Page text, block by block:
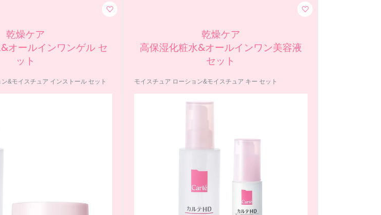
乾燥ケア
オールインワンゲル セ
ット
&モイスチュア インストール セット
乾燥ケア
高保湿化粧水&オールインワン美容液
セット
モイスチュア ローション&モイスチュア キー セット